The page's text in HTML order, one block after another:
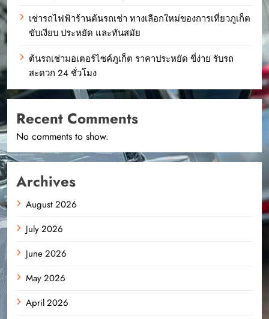
เช่ารถไฟฟ้าร้านต้นรถเช่า ทางเลือกใหม่ของการเที่ยวภูเก็ต
ขับเงียบ ประหยัด และทันสมัย
ต้นรถเช่ามอเตอร์ไซค์ภูเก็ต ราคาประหยัด ขี่ง่าย รับรถ
สะดวก 24 ชั่วโมง
Recent Comments
No comments to show.
Archives
August 2026
July 2026
June 2026
May 2026
April 2026